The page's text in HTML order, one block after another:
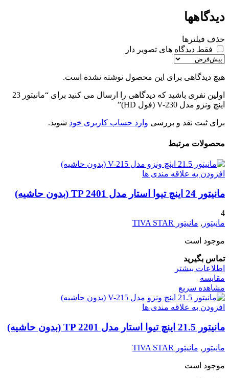
دیدگاهها
حذف فیلترها
فقط دیدگاه های تصویر دار
هیچ دیدگاهی برای این محصول نوشته نشده است.
اولین نفری باشید که دیدگاهی را ارسال می کنید برای “مانیتور 23
اینچ ونزو مدل V-230 (فول HD)”
برای ثبت نقد و بررسی وارد حساب کاربری خود شوید.
محصولات مرتبط
افزودن به علاقه مندی ها
مانیتور 24 اینچ تیوا استار مدل TP 2401 (بدون حاشیه)
4
مانیتور , مانیتور TIVA STAR
موجود است
تماس بگیرید
اطلاعات بیشتر
مقایسه
مشاهده سریع
افزودن به علاقه مندی ها
مانیتور 21.5 اینچ تیوا استار مدل TP 2201 (بدون حاشیه)
مانیتور , مانیتور TIVA STAR
موجود است